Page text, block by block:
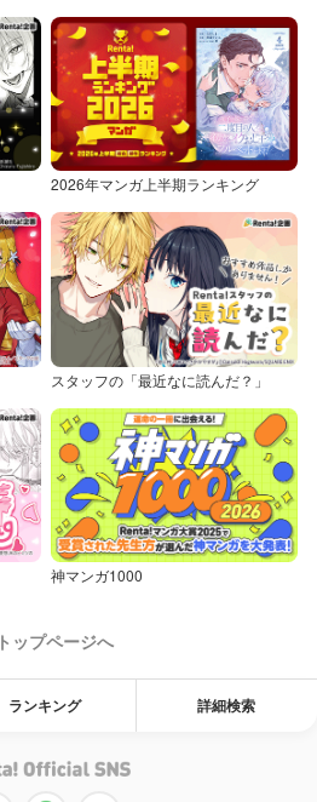
2026年マンガ上半期ランキング
スタッフの「最近なに読んだ？」
神マンガ1000
トップページへ
ランキング 詳細検索